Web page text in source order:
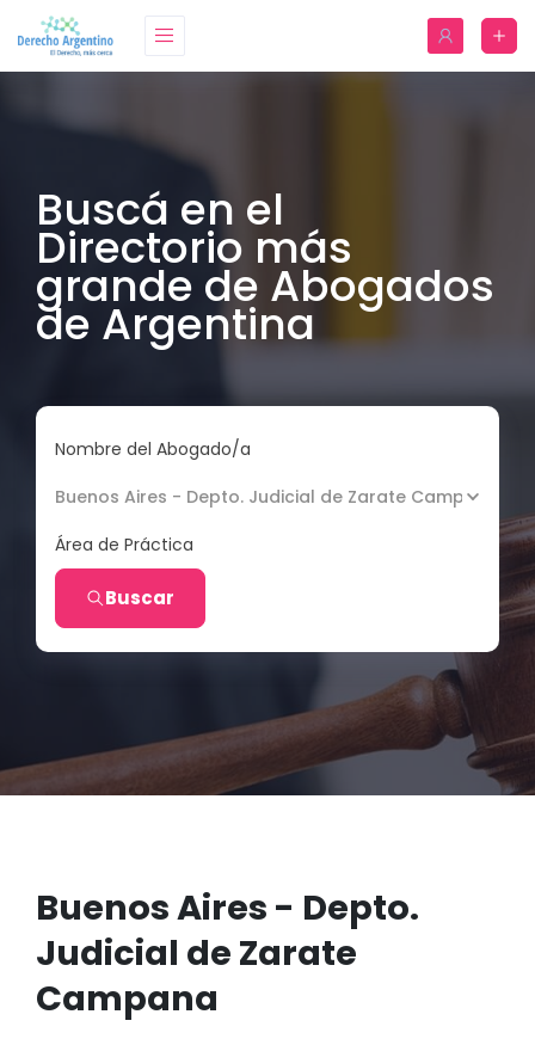
Buscá en el
Directorio más
grande de Abogados
de Argentina
Nombre del Abogado/a
Buenos Aires - Depto. Judicial de Zarate Campana
Área de Práctica
Buscar
Buenos Aires - Depto.
Judicial de Zarate
Campana